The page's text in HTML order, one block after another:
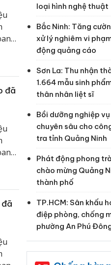
đã
loại hình nghệ thuật
Bắc Ninh: Tăng
xử lý nghiêm vi
động quảng cáo
Sơn La: Thu nhận
1.664 mẫu sinh
thân nhân liệt sĩ
Bồi dưỡng nghiệp
chuyên sâu cho
tra tỉnh Quảng Ninh
Phát động phong
chào mừng Quảng
thành phố
TP.HCM: Sân khấu
điệp phòng, chống
phường An Phú